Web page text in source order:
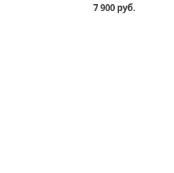
7 900 руб.